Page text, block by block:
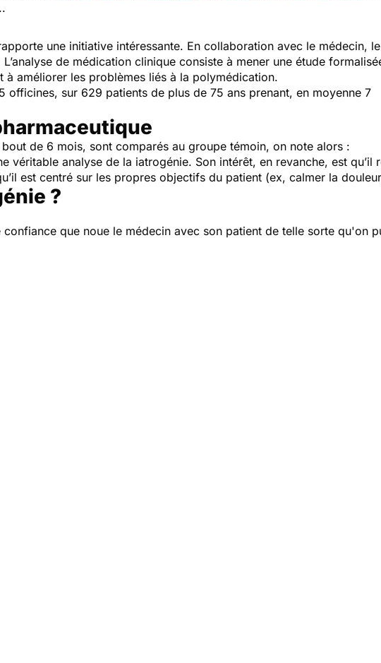
une initiative intéressante. En collaboration avec le médecin, le
de médication clinique consiste à mener une étude
améliorer les problèmes liés à la polymédication.
sur 629 patients de plus de 75 ans prenant, en moyenne 7
de 6 mois, sont comparés au groupe témoin, on note alors :
véritable analyse de la iatrogénie. Son intérêt, en revanche, est qu’il
est centré sur les propres objectifs du patient (ex, calmer la
?
que noue le médecin avec son patient de telle sorte qu'on